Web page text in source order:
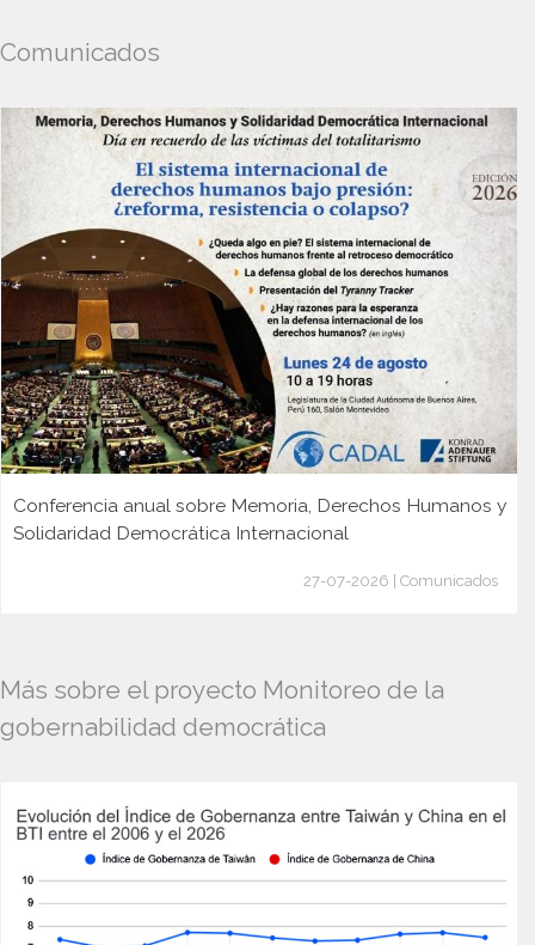
Comunicados
Conferencia anual sobre Memoria, Derechos Humanos y
Solidaridad Democrática Internacional
27-07-2026 | Comunicados
Más sobre el proyecto Monitoreo de la
gobernabilidad democrática